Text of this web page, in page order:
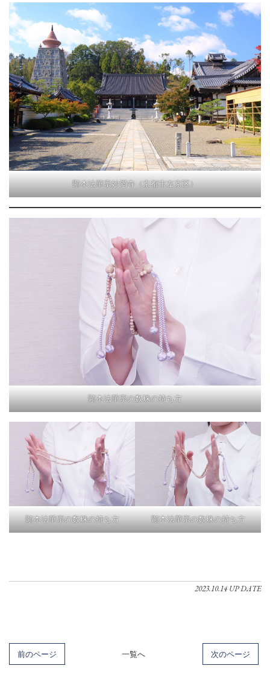
顕本法華宗妙満寺（京都市左京区）
顕本法華宗の数珠の持ち方
顕本法華宗の数珠の持ち方 顕本法華宗の数珠の持ち方
2023.10.14 UP DATE
前のページ 一覧へ 次のページ